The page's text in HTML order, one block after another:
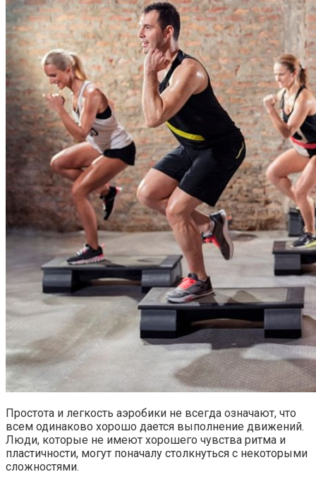
Простота и легкость аэробики не всегда означают, что
всем одинаково хорошо дается выполнение движений.
Люди, которые не имеют хорошего чувства ритма и
пластичности, могут поначалу столкнуться с некоторыми
сложностями.